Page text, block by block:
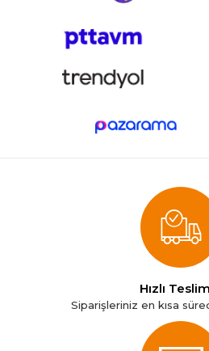
Hızlı
Siparişleriniz en kısa